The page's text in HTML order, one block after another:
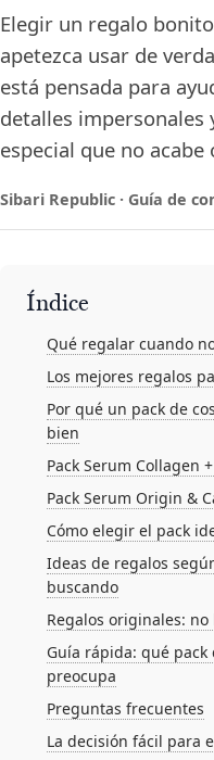
Elegir un regalo
apetezca usar de
está pensada para
detalles impersonales
especial que no
Sibari Republic · Guía de
Índice
Qué regalar cuando
Los mejores regalos
Por qué un pack de
bien
Pack Serum Collagen
Pack Serum Origin &
Cómo elegir el pack
Ideas de regalos
buscando
Regalos originales:
Guía rápida: qué
preocupa
Preguntas frecuentes
La decisión fácil para